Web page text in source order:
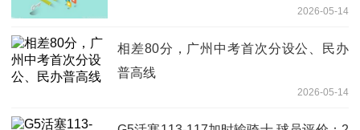
2026-05-14
相差80分，广州中考首次分设公、民办
普高线
2026-05-14